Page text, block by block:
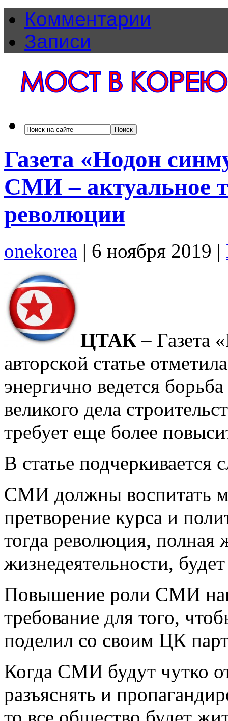
Комментарии
Записи
Газета «Нодон
СМИ – актуальное
революции
onekorea | 6 ноября 2019 |
ЦТАК – Газета
авторской статье
энергично ведется
великого дела
требует еще более
В статье подчеркивается
СМИ должны воспитать
претворение курса и
тогда революция, полная
жизнедеятельности,
Повышение роли СМИ
требование для того,
поделил со своим ЦК
Когда СМИ будут чутко
разъяснять и